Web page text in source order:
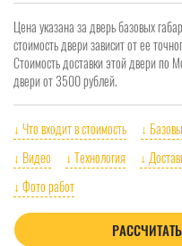
Цена указана за дверь базовых
стоимость двери зависит от ее
Стоимость доставки этой двери по
двери от 3500 рублей.
↓ Что входит в стоимость ↓
↓ Видео
↓ Технология ↓
↓ Фото работ